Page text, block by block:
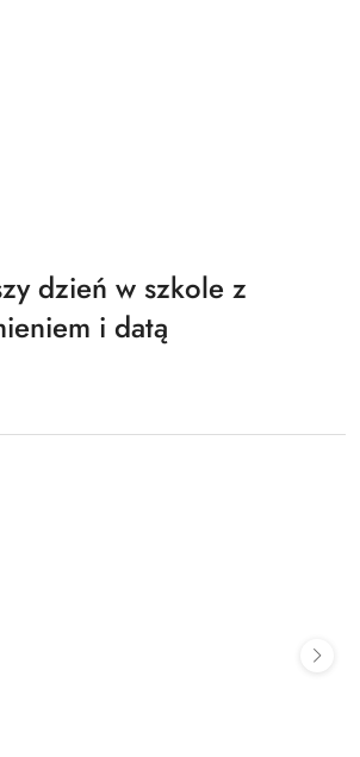
dzień w szkole z
i datą